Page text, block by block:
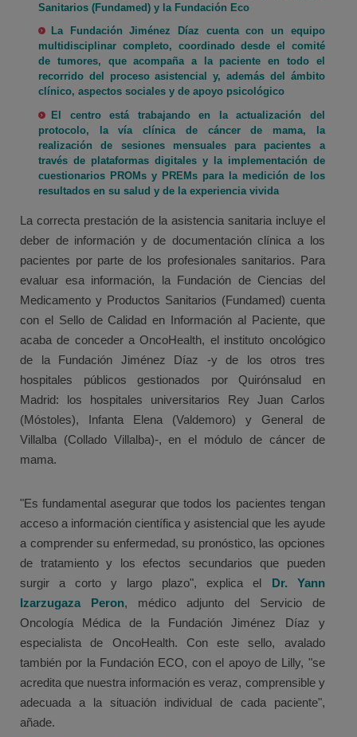
Sanitarios (Fundamed) y la Fundación Eco
La Fundación Jiménez Díaz cuenta con un equipo
multidisciplinar completo, coordinado desde el comité
de tumores, que acompaña a la paciente en todo el
recorrido del proceso asistencial y, además del ámbito
clínico, aspectos sociales y de apoyo psicológico
El centro está trabajando en la actualización del
protocolo, la vía clínica de cáncer de mama, la
realización de sesiones mensuales para pacientes a
través de plataformas digitales y la implementación de
cuestionarios PROMs y PREMs para la medición de los
resultados en su salud y de la experiencia vivida
La correcta prestación de la asistencia sanitaria incluye el
deber de información y de documentación clínica a los
pacientes por parte de los profesionales sanitarios. Para
evaluar esa información, la Fundación de Ciencias del
Medicamento y Productos Sanitarios (Fundamed) cuenta
con el Sello de Calidad en Información al Paciente, que
acaba de conceder a OncoHealth, el instituto oncológico
de la Fundación Jiménez Díaz -y de los otros tres
hospitales públicos gestionados por Quirónsalud en
Madrid: los hospitales universitarios Rey Juan Carlos
(Móstoles), Infanta Elena (Valdemoro) y General de
Villalba (Collado Villalba)-, en el módulo de cáncer de
mama.
"Es fundamental asegurar que todos los pacientes tengan
acceso a información científica y asistencial que les ayude
a comprender su enfermedad, su pronóstico, las opciones
de tratamiento y los efectos secundarios que pueden
surgir a corto y largo plazo", explica el Dr. Yann
Izarzugaza Peron, médico adjunto del Servicio de
Oncología Médica de la Fundación Jiménez Díaz y
especialista de OncoHealth. Con este sello, avalado
también por la Fundación ECO, con el apoyo de Lilly, "se
acredita que nuestra información es veraz, comprensible y
adecuada a la situación individual de cada paciente",
añade.